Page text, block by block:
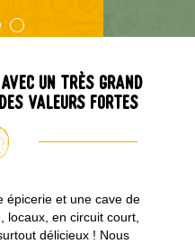
avec un très grand
valeurs fortes
épicerie et une cave de
locaux, en circuit court,
délicieux ! Nous